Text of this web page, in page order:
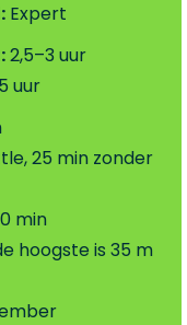
Expert
2,5–3 uur
uur
25 min zonder
min
hoogste is 35 m